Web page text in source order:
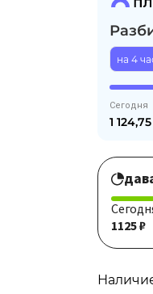
на 4
Сегодня
1 124,75
1125 ₽